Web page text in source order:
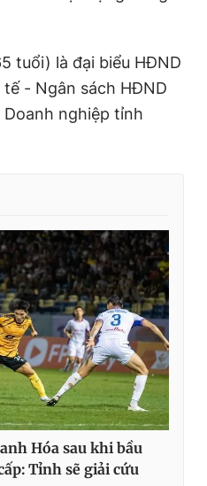
tuổi) là đại biểu HĐND
- Ngân sách HĐND
nghiệp tỉnh
Hóa sau khi bầu
Tỉnh sẽ giải cứu